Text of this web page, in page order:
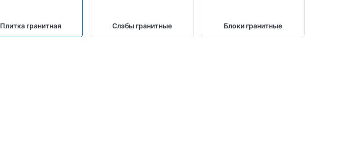
Плитка гранитная Слэбы гранитные Блоки гранитные